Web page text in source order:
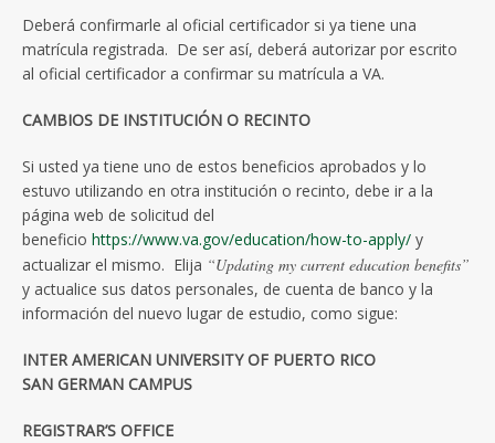
Deberá confirmarle al oficial certificador si ya tiene una
matrícula registrada. De ser así, deberá autorizar por escrito
al oficial certificador a confirmar su matrícula a VA.
CAMBIOS DE INSTITUCIÓN O RECINTO
Si usted ya tiene uno de estos beneficios aprobados y lo
estuvo utilizando en otra institución o recinto, debe ir a la
página web de solicitud del
beneficio https://www.va.gov/education/how-to-apply/ y
actualizar el mismo. Elija “Updating my current education benefits”
y actualice sus datos personales, de cuenta de banco y la
información del nuevo lugar de estudio, como sigue:
INTER AMERICAN UNIVERSITY OF PUERTO RICO
SAN GERMAN CAMPUS
REGISTRAR’S OFFICE